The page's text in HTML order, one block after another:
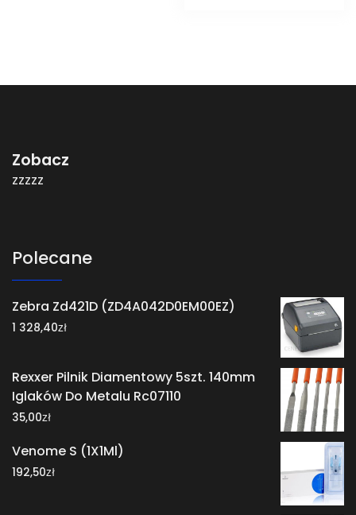
Zobacz
zzzzz
Polecane
Zebra Zd421D (ZD4A042D0EM00EZ)
1 328,40zł
Rexxer Pilnik Diamentowy 5szt. 140mm
Iglaków Do Metalu Rc07110
35,00zł
Venome S (1X1Ml)
192,50zł